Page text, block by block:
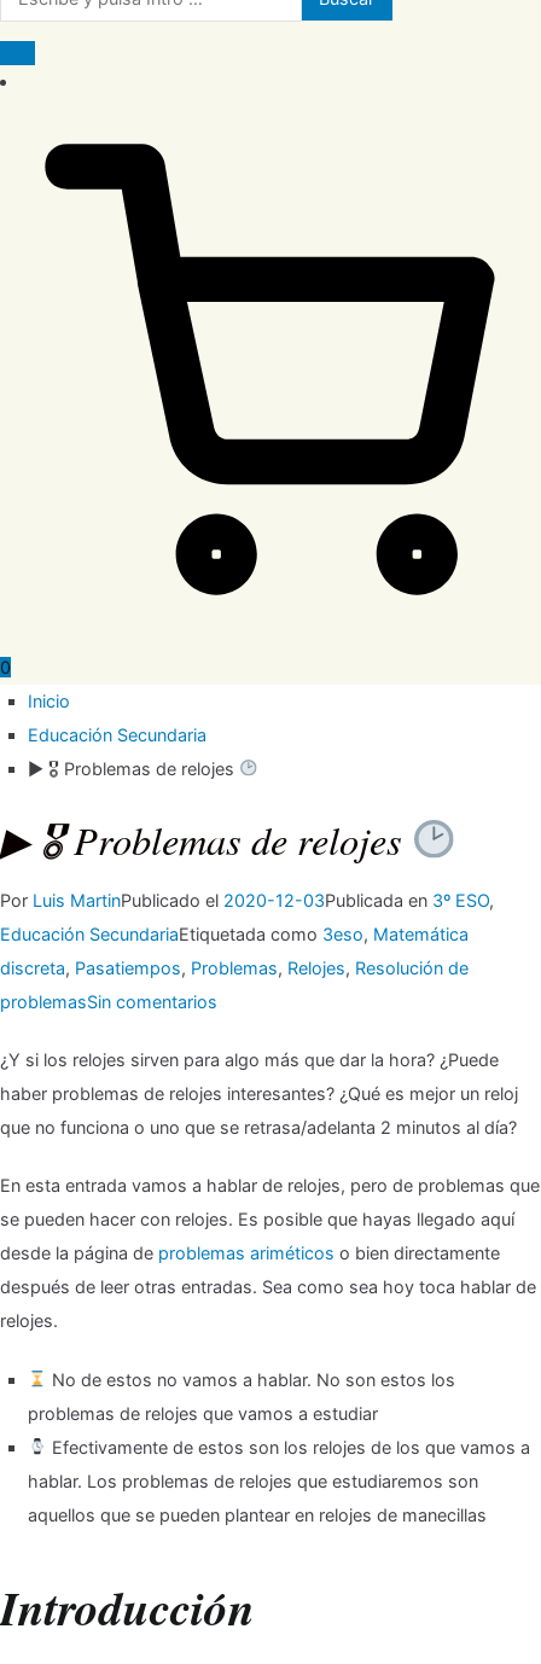
0
Inicio
Educación Secundaria
▶ 🎖 Problemas de relojes
▶ 🎖 Problemas de relojes
Por Luis MartinPublicado el 2020-12-03Publicada en 3º ESO,
Educación SecundariaEtiquetada como 3eso, Matemática
discreta, Pasatiempos, Problemas, Relojes, Resolución de
problemasSin comentarios
🎖
Problemas
de
¿Y si los relojes sirven para algo más que dar la hora? ¿Puede
haber problemas de relojes interesantes? ¿Qué es mejor un reloj
que no funciona o uno que se retrasa/adelanta 2 minutos al día?
En esta entrada vamos a hablar de relojes, pero de problemas que
se pueden hacer con relojes. Es posible que hayas llegado aquí
desde la página de problemas ariméticos o bien directamente
después de leer otras entradas. Sea como sea hoy toca hablar de
relojes.
No de estos no vamos a hablar. No son estos los
problemas de relojes que vamos a estudiar
Efectivamente de estos son los relojes de los que vamos a
hablar. Los problemas de relojes que estudiaremos son
aquellos que se pueden plantear en relojes de manecillas
Introducción